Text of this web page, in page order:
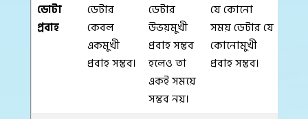
ডোটা
প্রবাহ
ডেটার
কেবল
একমুখী
প্রবাহ সম্ভব।
ডেটার
উভয়মুখী
প্রবাহ সম্ভব
হলেও তা
একই সময়ে
সম্ভব নয়।
যে কোনো
সময় ডেটার যে
কোনোমুখী
প্রবাহ সম্ভব।